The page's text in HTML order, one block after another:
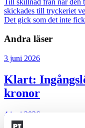
skickades till tryckeriet
Det gick som det inte
Andra läser
3 juni 2026
Klart:
kronor
4 juni 2026